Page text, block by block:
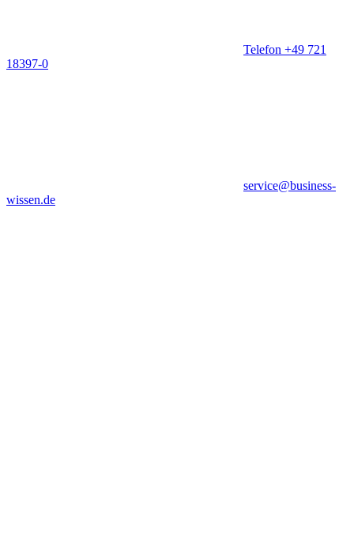
Telefon +49 721
18397-0
service@business-
wissen.de